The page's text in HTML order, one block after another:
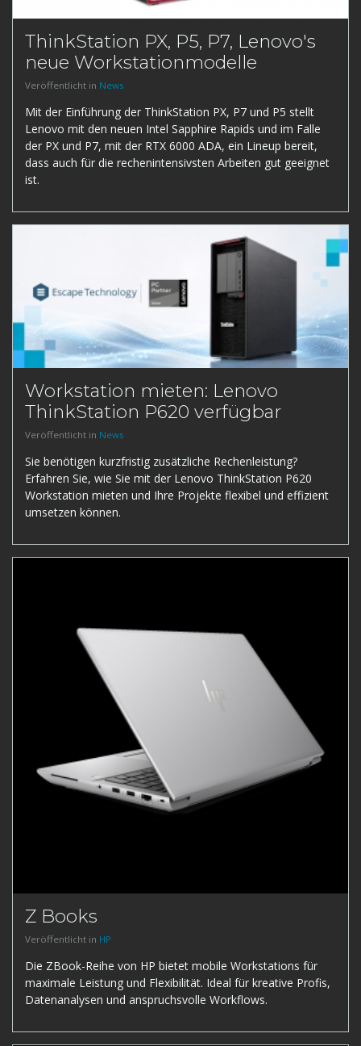
ThinkStation PX, P5, P7, Lenovo's
neue Workstationmodelle
Veröffentlicht in News
Mit der Einführung der ThinkStation PX, P7 und P5 stellt
Lenovo mit den neuen Intel Sapphire Rapids und im Falle
der PX und P7, mit der RTX 6000 ADA, ein Lineup bereit,
dass auch für die rechenintensivsten Arbeiten gut geeignet
ist.
Workstation mieten: Lenovo
ThinkStation P620 verfügbar
Veröffentlicht in News
Sie benötigen kurzfristig zusätzliche Rechenleistung?
Erfahren Sie, wie Sie mit der Lenovo ThinkStation P620
Workstation mieten und Ihre Projekte flexibel und effizient
umsetzen können.
Z Books
Veröffentlicht in HP
Die ZBook-Reihe von HP bietet mobile Workstations für
maximale Leistung und Flexibilität. Ideal für kreative Profis,
Datenanalysen und anspruchsvolle Workflows.